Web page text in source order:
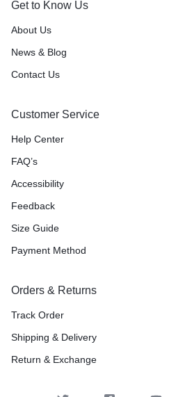
Get to Know Us
About Us
News & Blog
Contact Us
Customer Service
Help Center
FAQ’s
Accessibility
Feedback
Size Guide
Payment Method
Orders & Returns
Track Order
Shipping & Delivery
Return & Exchange